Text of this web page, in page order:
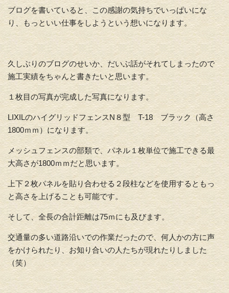
ブログを書いていると、この感謝の気持ちでいっぱいにな
り、もっといい仕事をしようという想いになります。
久しぶりのブログのせいか、だいぶ話がそれてしまったので
施工実績をちゃんと書きたいと思います。
１枚目の写真が完成した写真になります。
LIXILのハイグリッドフェンスN８型 T-18 ブラック（高さ
1800ｍｍ）になります。
メッシュフェンスの部類で、パネル１枚単位で施工できる最
大高さが1800ｍｍだと思います。
上下２枚パネルを貼り合わせる２段柱などを使用するともっ
と高さを上げることも可能です。
そして、全長の合計距離は75ｍにも及びます。
交通量の多い道路沿いでの作業だったので、何人かの方に声
をかけられたり、お知り合いの人たちが現れたりしました
（笑）